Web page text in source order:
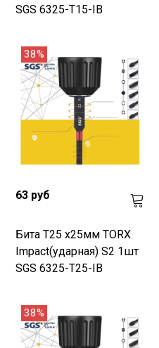
SGS 6325-T15-IB
38%
63 руб
Бита T25 х25мм TORX
Impact(ударная) S2 1шт
SGS 6325-T25-IB
38%